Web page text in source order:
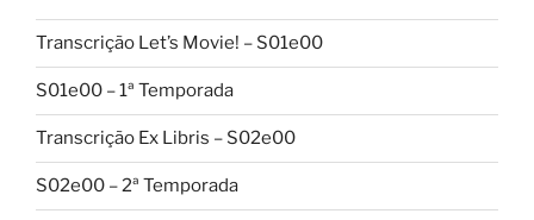
Transcrição Let’s Movie! – S01e00
S01e00 – 1ª Temporada
Transcrição Ex Libris – S02e00
S02e00 – 2ª Temporada